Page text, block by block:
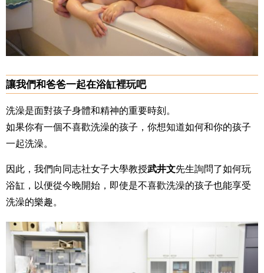
讓我們和爸爸一起在浴缸裡玩吧
洗澡是面對孩子身體和精神的重要時刻。
如果你有一個不喜歡洗澡的孩子，你想知道如何和你的孩子
一起洗澡。
因此，我們向同志社女子大學教授武井文先生詢問了如何玩
浴缸，以便從今晚開始，即使是不喜歡洗澡的孩子也能享受
洗澡的樂趣。